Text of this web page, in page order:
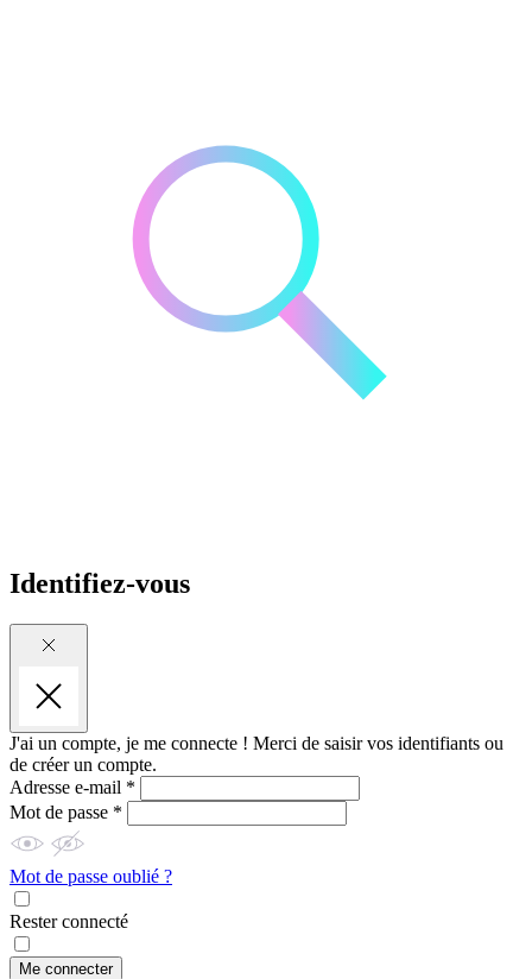
Identifiez-vous
J'ai un compte, je me connecte ! Merci de saisir vos identifiants ou
de créer un compte.
Adresse e-mail *
Mot de passe *
Mot de passe oublié ?
Rester connecté
Me connecter